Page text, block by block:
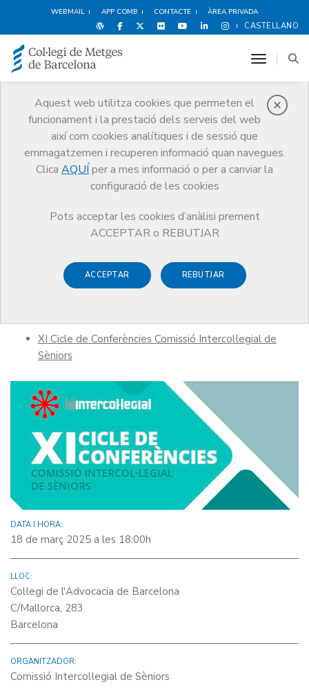
WEBMAIL APP COMB CONTACTE ÀREA PRIVADA
CASTELLANO
Aquest web utilitza cookies que permeten el
funcionament i la prestació dels serveis del web
així com cookies analítiques i de sessió que
emmagatzemen i recuperen informació quan navegues.
Clica AQUÍ per a mes informació o per a canviar la
configuració de les cookies
Pots acceptar les cookies d’anàlisi prement
ACCEPTAR o REBUTJAR
ACCEPTAR REBUTJAR
toggle
Agenda
Agenda I després de la sequera, què?
I després de la sequera, què?
Lorenzo Correa, enginyer i exfuncionari de
l’Agència Catalana de l’Aigua.
XI Cicle de Conferències Comissió Intercol·legial de
Sèniors
DATA I HORA:
18 de març 2025 a les 18:00h
LLOC:
Col·legi de l'Advocacia de Barcelona
C/Mallorca, 283
Barcelona
ORGANITZADOR:
Comissió Intercol·legial de Sèniors